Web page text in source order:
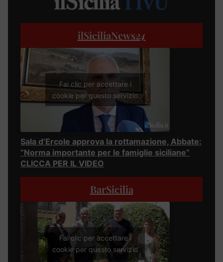
ilSiciliaNews24
Fai clic per accettare i
cookie per questo servizio
Sala d’Ercole approva la rottamazione, Abbate:
“Norma importante per le famiglie siciliane”
CLICCA PER IL VIDEO
BarSicilia
Fai clic per accettare i
cookie per questo servizio